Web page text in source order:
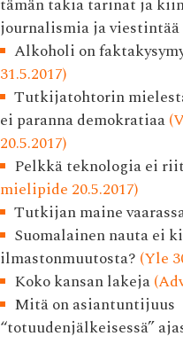
tämän takia tarinat ja
journalismia ja viestintää
Alkoholi on
31.5.2017)
Tutkijatohtorin
ei paranna demokratiaa
20.5.2017)
Pelkkä teknologia ei
mielipide 20.5.2017)
Tutkijan maine
Suomalainen nauta ei
ilmastonmuutosta? (Yle
Koko kansan lakeja
Mitä on asiantuntijuus
“totuudenjälkeisessä”